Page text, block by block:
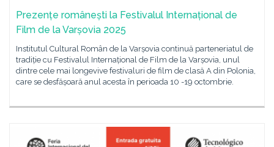
Prezențe românești la Festivalul Internațional de
Film de la Varșovia 2025
Institutul Cultural Român de la Varșovia continuă parteneriatul de
tradiție cu Festivalul Internațional de Film de la Varșovia, unul
dintre cele mai longevive festivaluri de film de clasă A din Polonia,
care se desfășoară anul acesta în perioada 10 -19 octombrie.